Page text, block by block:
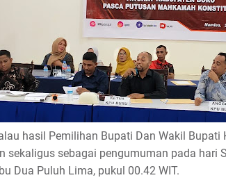
hasil Pemilihan Bupati Dan Wakil Bupati
sekaligus sebagai pengumuman pada hari
Dua Puluh Lima, pukul 00.42 WIT.